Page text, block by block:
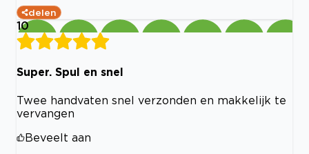
delen
10
Super. Spul en snel
Twee handvaten snel verzonden en makkelijk te
vervangen
Beveelt aan